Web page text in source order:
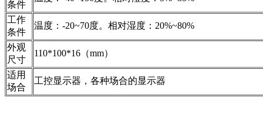
条件
工作
条件
温度：-20~70度。相对湿度：20%~80%
外观
尺寸
110*100*16（mm）
适用
场合
工控显示器，各种场合的显示器